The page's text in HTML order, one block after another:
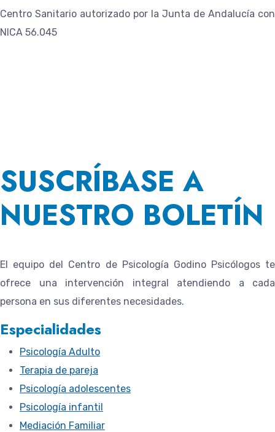
Centro Sanitario autorizado por la Junta de Andalucía con
NICA 56.045
SUSCRÍBASE A
NUESTRO BOLETÍN
El equipo del Centro de Psicología Godino Psicólogoste
ofrece una intervención integral atendiendo a cada
persona en sus diferentes necesidades.
Especialidades
Psicología Adulto
Terapia de pareja
Psicología adolescentes
Psicología infantil
Mediación Familiar